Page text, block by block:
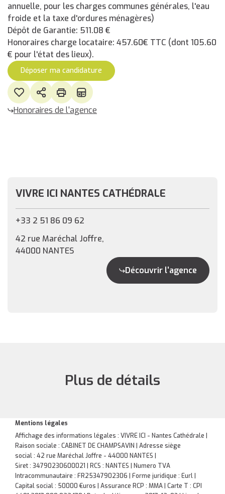
annuelle, pour les charges communes générales, l'eau
froide et la taxe d'ordures ménagères)
Dépôt de Garantie: 511.08 €
Honoraires charge locataire: 457.60€ TTC (dont 105.60
€ pour l'état des lieux).
Déposer ma candidature
Honoraires de l'agence
VIVRE ICI NANTES CATHÉDRALE
+33 2 51 86 09 62
42 rue Maréchal Joffre,
44000 NANTES
Découvrir l'agence
Plus de détails
Mentions légales
Affichage des informations légales : VIVRE ICI - Nantes Cathédrale |
Raison sociale : CABINET DE CHAMPSAVIN | Adresse siège
social : 42 rue Maréchal Joffre - 44000 NANTES |
Siret : 34790230600021 | RCS : NANTES | Numero TVA
Intracommunautaire : FR25347902306 | Forme juridique : Eurl |
Capital social : 50000 €uros | Assurance RCP : MMA | Carte T : CPI